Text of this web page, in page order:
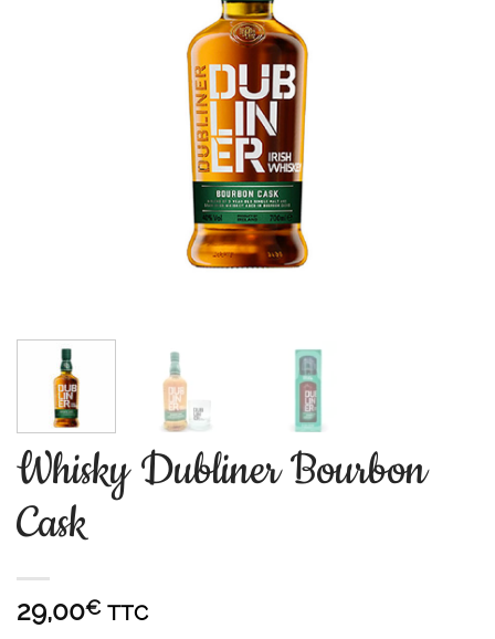
Whisky Dubliner Bourbon
Cask
29,00€ TTC